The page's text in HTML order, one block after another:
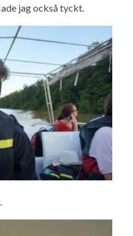
jag också tyckt.